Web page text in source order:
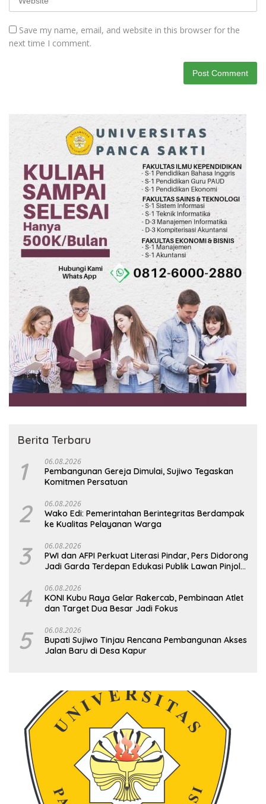
Save my name, email, and website in this browser for the
next time I comment.
Berita Terbaru
1 06.08.2026
Pembangunan Gereja Dimulai, Sujiwo Tegaskan
Komitmen Persatuan
2 06.08.2026
Wako Edi: Pemerintahan Berintegritas Berdampak
ke Kualitas Pelayanan Warga
3 06.08.2026
PWI dan AFPI Perkuat Literasi Pindar, Pers Didorong
Jadi Garda Terdepan Edukasi Publik Lawan Pinjol
4 06.08.2026
KONI Kubu Raya Gelar Rakercab, Pembinaan Atlet
dan Target Dua Besar Jadi Fokus
5 06.08.2026
Bupati Sujiwo Tinjau Rencana Pembangunan Akses
Jalan Baru di Desa Kapur